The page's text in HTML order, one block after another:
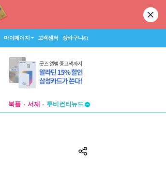
마이페이지 고객센터 장바구니(0)
북플 서재
투비컨티뉴드
창작플랫폼